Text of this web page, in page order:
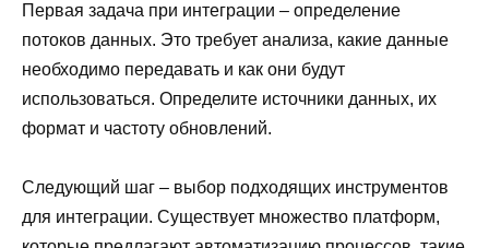
Первая задача при интеграции – определение
потоков данных. Это требует анализа, какие данные
необходимо передавать и как они будут
использоваться. Определите источники данных, их
формат и частоту обновлений.
Следующий шаг – выбор подходящих инструментов
для интеграции. Существует множество платформ,